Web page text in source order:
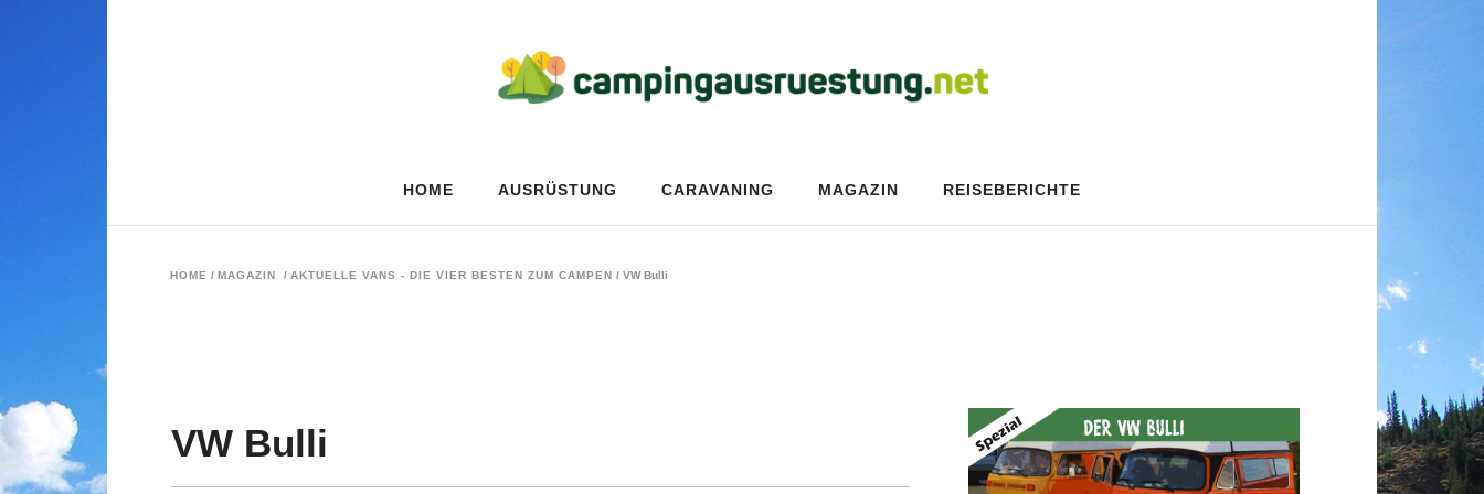
HOME AUSRÜSTUNG CARAVANING MAGAZIN REISEBERICHTE
HOME / MAGAZIN / AKTUELLE VANS - DIE VIER BESTEN ZUM CAMPEN / VW Bulli
VW Bulli